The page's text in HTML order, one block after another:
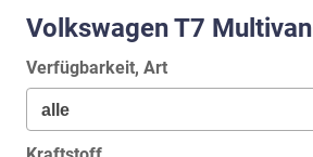
Volkswagen T7 Multivan
Verfügbarkeit, Art